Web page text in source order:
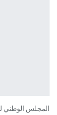
المجلس الوطني